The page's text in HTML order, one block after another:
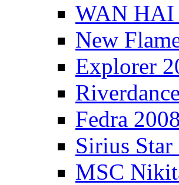
WAN HAI
New
Explorer
Fedra 2008
Sirius Star
MSC